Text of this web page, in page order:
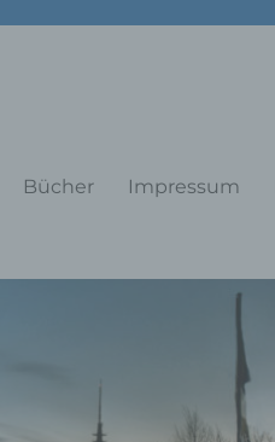
Bücher Impressum